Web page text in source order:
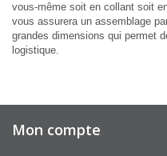
vous-même soit en collant soit
vous assurera un assemblage
grandes dimensions qui permet
logistique.
Mon compte